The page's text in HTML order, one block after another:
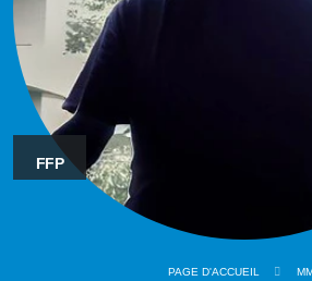
FFP
PAGE D'ACCUEIL